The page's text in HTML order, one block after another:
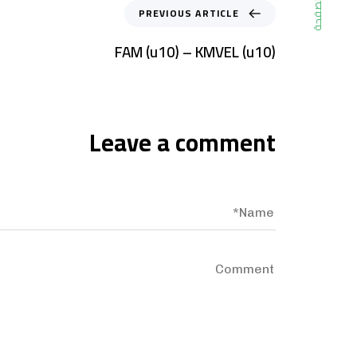
الصفحة PREVIOUS ARTICLE
FAM (u10) – KMVEL (u10)
Leave a comment